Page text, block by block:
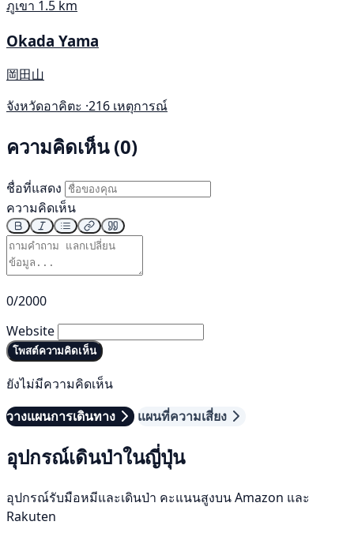
ภูเขา 1.5 km
Okada Yama
岡田山
จังหวัดอาคิตะ ·216 เหตุการณ์
ความคิดเห็น (0)
ชื่อที่แสดง
ความคิดเห็น
0/2000
Website
โพสต์ความคิดเห็น
ยังไม่มีความคิดเห็น
วางแผนการเดินทาง
แผนที่ความเสี่ยง
อุปกรณ์เดินป่าในญี่ปุ่น
อุปกรณ์รับมือหมีและเดินป่า คะแนนสูงบน Amazon และ
Rakuten